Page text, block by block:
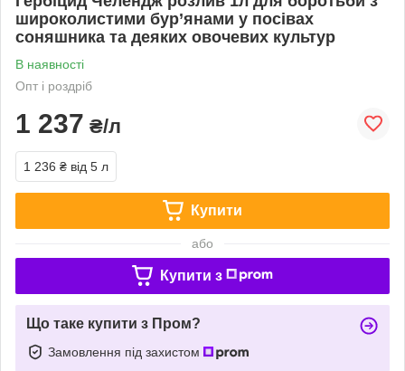
широколистими бур’янами у посівах
соняшника та деяких овочевих культур
В наявності
Опт і роздріб
1 237 ₴/л
1 236 ₴ від 5 л
Купити
або
Купити з
Що таке купити з Пром?
Замовлення під захистом